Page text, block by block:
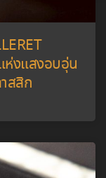
ห่งแสงอบอุ่น
สสิก